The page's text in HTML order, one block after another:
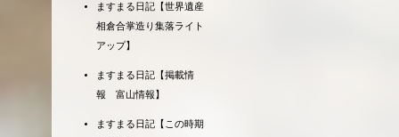
ますまる日記【世界遺産
相倉合掌造り集落ライト
アップ】
ますまる日記【掲載情
報 富山情報】
ますまる日記【この時期